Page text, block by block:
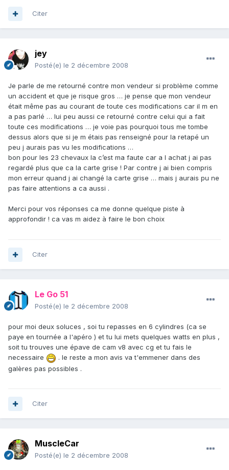
Citer
jey
Posté(e) le 2 décembre 2008
Je parle de me retourné contre mon vendeur si problème comme
un accident et que je risque gros … je pense que mon vendeur
était même pas au courant de toute ces modifications car il m en
a pas parlé … lui peu aussi ce retourné contre celui qui a fait
toute ces modifications … je voie pas pourquoi tous me tombe
dessus alors que si je m étais pas renseigné pour la retapé un
peu j aurais pas vu les modifications …
bon pour les 23 chevaux la c’est ma faute car a l achat j ai pas
regardé plus que ca la carte grise ! Par contre j ai bien compris
mon erreur quand j ai changé la carte grise … mais j aurais pu ne
pas faire attentions a ca aussi .
Merci pour vos réponses ca me donne quelque piste à
approfondir ! ca vas m aidez à faire le bon choix
Citer
Le Go 51
Posté(e) le 2 décembre 2008
pour moi deux soluces , soi tu repasses en 6 cylindres (ca se
paye en tournée a l'apéro ) et tu lui mets quelques watts en plus ,
soit tu trouves une épave de cam v8 avec cg et tu fais le
necessaire
. le reste a mon avis va t'emmener dans des
galères pas possibles .
Citer
MuscleCar
Posté(e) le 2 décembre 2008